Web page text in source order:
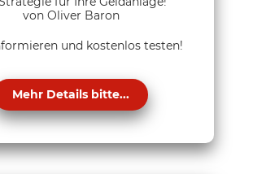
von Oliver Baron
und kostenlos testen!
Mehr Details bitte...